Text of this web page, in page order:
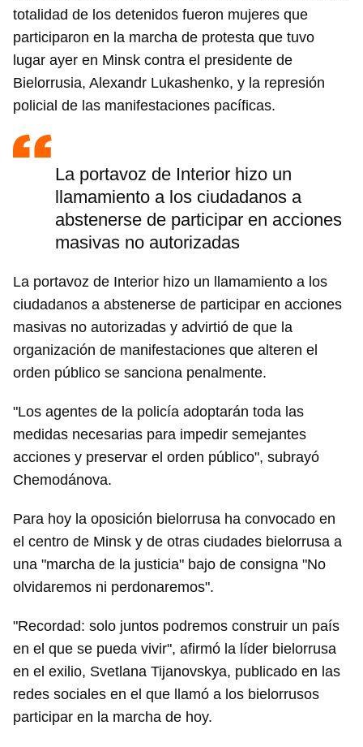
totalidad de los detenidos fueron mujeres que
participaron en la marcha de protesta que tuvo
lugar ayer en Minsk contra el presidente de
Bielorrusia, Alexandr Lukashenko, y la represión
policial de las manifestaciones pacíficas.
La portavoz de Interior hizo un
llamamiento a los ciudadanos a
abstenerse de participar en acciones
masivas no autorizadas
La portavoz de Interior hizo un llamamiento a los
ciudadanos a abstenerse de participar en acciones
masivas no autorizadas y advirtió de que la
organización de manifestaciones que alteren el
orden público se sanciona penalmente.
"Los agentes de la policía adoptarán toda las
medidas necesarias para impedir semejantes
acciones y preservar el orden público", subrayó
Chemodánova.
Para hoy la oposición bielorrusa ha convocado en
el centro de Minsk y de otras ciudades bielorrusa a
una "marcha de la justicia" bajo de consigna "No
olvidaremos ni perdonaremos".
"Recordad: solo juntos podremos construir un país
en el que se pueda vivir", afirmó la líder bielorrusa
en el exilio, Svetlana Tijanovskya, publicado en las
redes sociales en el que llamó a los bielorrusos
participar en la marcha de hoy.